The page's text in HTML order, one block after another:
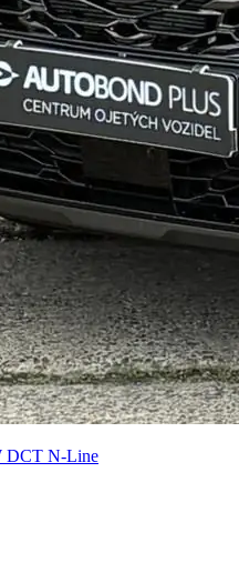
DCT N-Line